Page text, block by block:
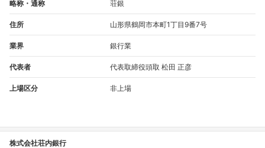
略称・通称 荘銀
住所 山形県鶴岡市本町1丁目9番7号
業界 銀行業
代表者 代表取締役頭取 松田 正彦
上場区分 非上場
株式会社荘内銀行